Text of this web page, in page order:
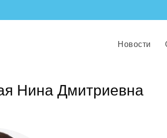
Новости
Нина Дмитриевна